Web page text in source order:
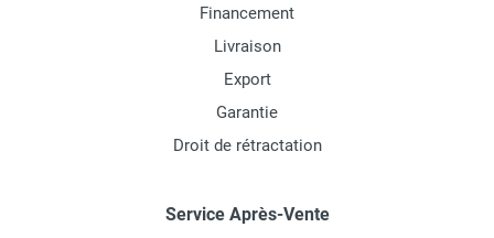
Financement
Livraison
Export
Garantie
Droit de rétractation
Service Après-Vente